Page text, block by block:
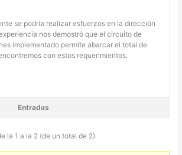
se podría realizar esfuerzos en la dirección
nos demostró que el circuito de
implementado permite abarcar el total de
con estos requerimientos.
Entradas
la 1 a la 2 (de un total de 2)